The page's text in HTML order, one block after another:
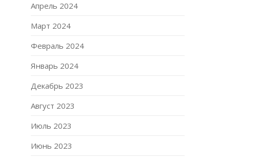
Апрель 2024
Март 2024
Февраль 2024
Январь 2024
Декабрь 2023
Август 2023
Июль 2023
Июнь 2023